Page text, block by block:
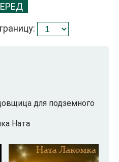
для подземного
Ната